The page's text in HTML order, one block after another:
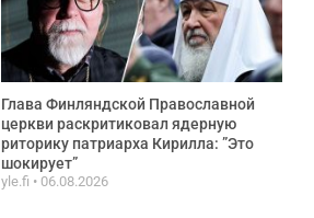
Глава Финляндской Православной
церкви раскритиковал ядерную
риторику патриарха Кирилла: ”Это
шокирует”
yle.fi 06.08.2026